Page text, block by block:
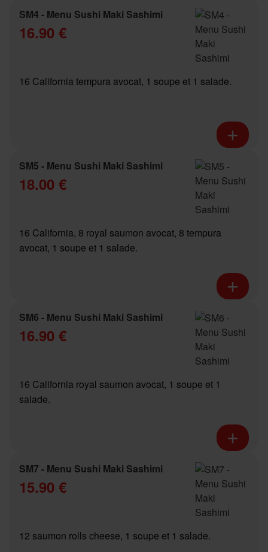
SM4 - Menu Sushi Maki Sashimi
16.90 €
16 California tempura avocat, 1 soupe et 1 salade.
SM5 - Menu Sushi Maki Sashimi
18.00 €
16 California, 8 royal saumon avocat, 8 tempura
avocat, 1 soupe et 1 salade.
SM6 - Menu Sushi Maki Sashimi
16.90 €
16 California royal saumon avocat, 1 soupe et 1
salade.
SM7 - Menu Sushi Maki Sashimi
15.90 €
12 saumon rolls cheese, 1 soupe et 1 salade.